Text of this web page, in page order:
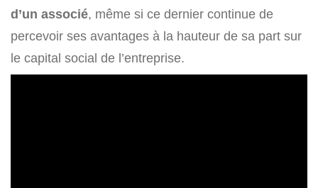
d’un associé, même si ce dernier continue de
percevoir ses avantages à la hauteur de sa part sur
le capital social de l’entreprise.